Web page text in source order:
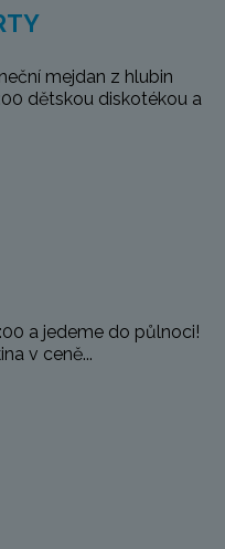
mejdan z hlubin
dětskou diskotékou a
a jedeme do půlnoci!
v ceně...